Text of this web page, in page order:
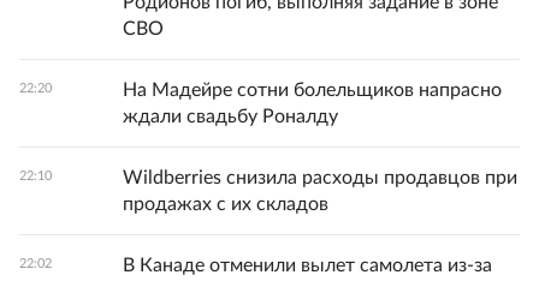
СВО
22:20
На Мадейре сотни болельщиков напрасно
ждали свадьбу Роналду
22:10
Wildberries снизила расходы продавцов при
продажах с их складов
22:02
В Канаде отменили вылет самолета из-за